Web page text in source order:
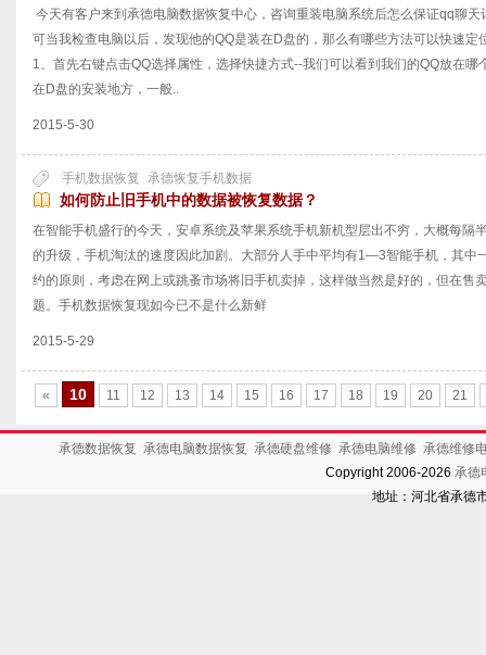
今天有客户来到承德电脑数据恢复中心，咨询重装电脑系统后怎么保证qq聊
可当我检查电脑以后，发现他的QQ是装在D盘的，那么有哪些方法可以快速定
1、首先右键点击QQ选择属性，选择快捷方式--我们可以看到我们的QQ放在
在D盘的安装地方，一般..
2015-5-30
手机数据恢复 承德恢复手机数据
如何防止旧手机中的数据被恢复数据？
在智能手机盛行的今天，安卓系统及苹果系统手机新机型层出不穷，大概每隔
的升级，手机淘汰的速度因此加剧。大部分人手中平均有1—3智能手机，其中
约的原则，考虑在网上或跳蚤市场将旧手机卖掉，这样做当然是好的，但在售
题。手机数据恢复现如今已不是什么新鲜
2015-5-29
« 10 11 12 13 14 15 16 17 18 19 20 21
承德数据恢复 承德电脑数据恢复 承德硬盘维修 承德电脑维修 承德维修
Copyright 2006-2026 承德
地址：河北省承德